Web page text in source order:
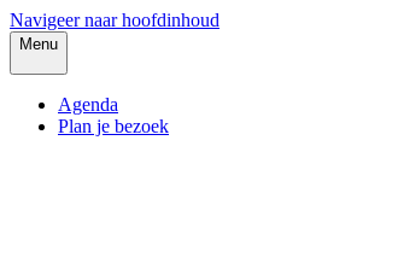
Navigeer naar hoofdinhoud
Menu
Agenda
Plan je bezoek